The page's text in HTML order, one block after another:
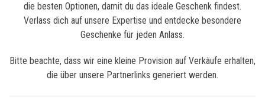
die besten Optionen, damit du das ideale Geschenk findest.
Verlass dich auf unsere Expertise und entdecke besondere
Geschenke für jeden Anlass.
Bitte beachte, dass wir eine kleine Provision auf Verkäufe erhalten,
die über unsere Partnerlinks generiert werden.